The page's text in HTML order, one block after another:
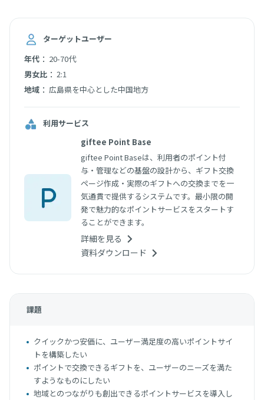
ターゲットユーザー
年代 ： 20-70代
男女比 ： 2:1
地域 ： 広島県を中心とした中国地方
利用サービス
giftee Point Base
giftee Point Baseは、利用者のポイント付
与・管理などの基盤の設計から、ギフト交換
ページ作成・実際のギフトへの交換までを一
気通貫で提供するシステムです。最小限の開
発で魅力的なポイントサービスをスタートす
ることができます。
詳細を見る
資料ダウンロード
課題
クイックかつ安価に、ユーザー満足度の高いポイントサイ
トを構築したい
ポイントで交換できるギフトを、ユーザーのニーズを満た
すようなものにしたい
地域とのつながりも創出できるポイントサービスを導入し